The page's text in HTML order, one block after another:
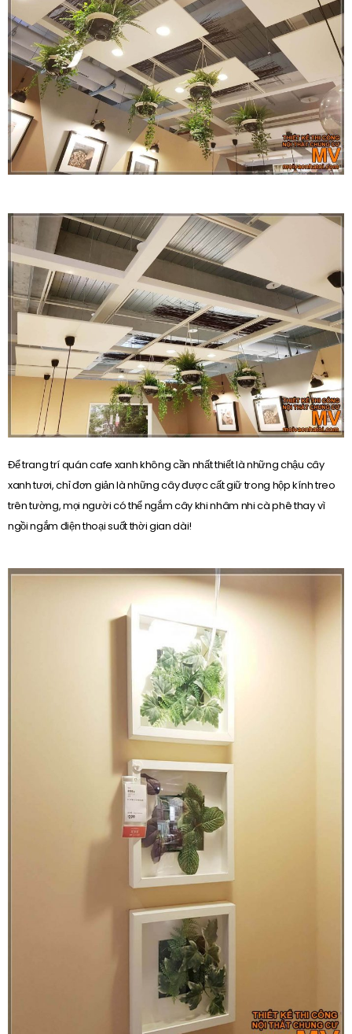
Để trang trí quán cafe xanh không cần nhất thiết là những chậu cây
xanh tươi, chỉ đơn giản là những cây được cất giữ trong hộp kính treo
trên tường, mọi người có thể ngắm cây khi nhâm nhi cà phê thay vì
ngồi ngắm điện thoại suốt thời gian dài!